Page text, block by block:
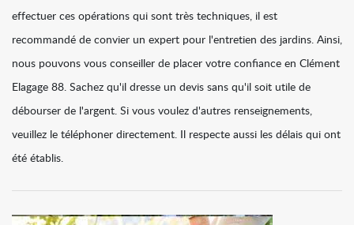
effectuer ces opérations qui sont très techniques, il est
recommandé de convier un expert pour l'entretien des jardins. Ainsi,
nous pouvons vous conseiller de placer votre confiance en Clément
Elagage 88. Sachez qu'il dresse un devis sans qu'il soit utile de
débourser de l'argent. Si vous voulez d'autres renseignements,
veuillez le téléphoner directement. Il respecte aussi les délais qui ont
été établis.